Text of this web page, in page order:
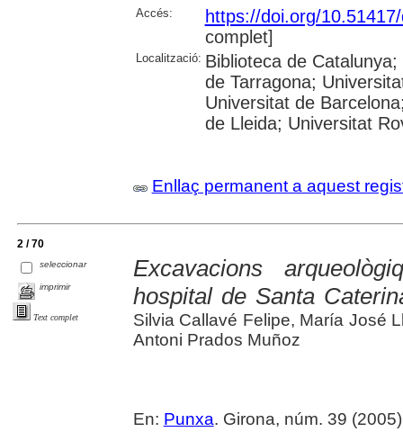
Accés:
https://doi.org/
complet]
Localització: Biblioteca de
de Tarragona;
Universitat de
de Lleida; Universitat
Enllaç permanent a aquest
2 / 70
seleccionar
imprimir
Text complet
Excavacions
hospital de Santa
Silvia Callavé Felipe, María José
Antoni Prados Muñoz
En: Punxa. Girona, núm. 39